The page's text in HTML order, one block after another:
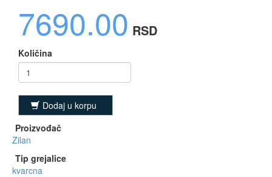
7690.00 RSD
Količina
Dodaj u korpu
Proizvođač
Zilan
Tip grejalice
kvarcna